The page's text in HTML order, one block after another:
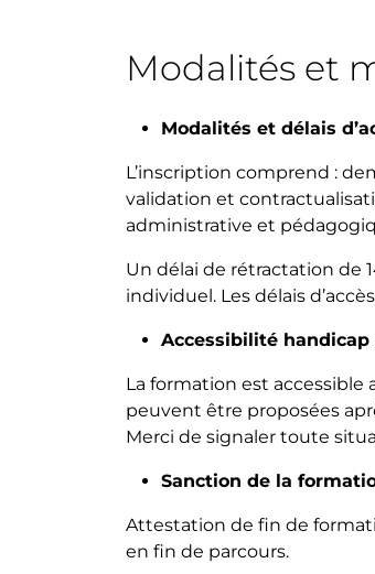
Modalités et
Modalités et délais
L’inscription comprend :
validation et
administrative et
Un délai de rétractation de
individuel. Les délais
Accessibilité handicap
La formation est
peuvent être proposées
Merci de signaler toute
Sanction de la
Attestation de fin de
en fin de parcours.